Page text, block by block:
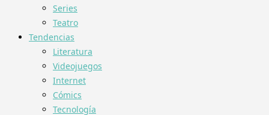
Series
Teatro
Tendencias
Literatura
Videojuegos
Internet
Cómics
Tecnología